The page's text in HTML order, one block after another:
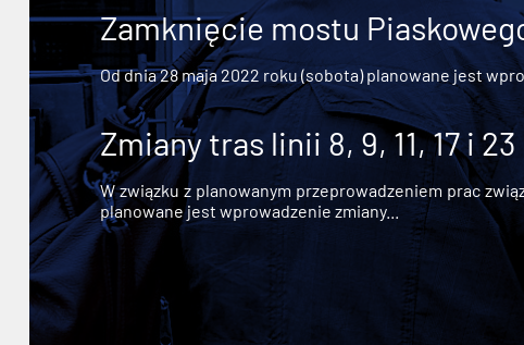
Zamknięcie mostu
Od dnia 28 maja 2022 roku (sobota) planowane jest
Zmiany tras linii 8, 9, 11, 17 i 23
W związku z planowanym przeprowadzeniem prac
planowane jest wprowadzenie zmiany...